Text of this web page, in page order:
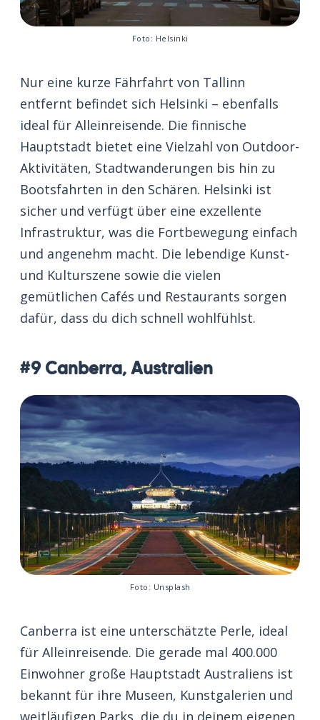
Foto: Helsinki
Nur eine kurze Fährfahrt von Tallinn
entfernt befindet sich Helsinki – ebenfalls
ideal für Alleinreisende. Die finnische
Hauptstadt bietet eine Vielzahl von Outdoor-
Aktivitäten, Stadtwanderungen bis hin zu
Bootsfahrten in den Schären. Helsinki ist
sicher und verfügt über eine exzellente
Infrastruktur, was die Fortbewegung einfach
und angenehm macht. Die lebendige Kunst-
und Kulturszene sowie die vielen
gemütlichen Cafés und Restaurants sorgen
dafür, dass du dich schnell wohlfühlst.
#9 Canberra, Australien
Foto: Unsplash
Canberra ist eine unterschätzte Perle, ideal
für Alleinreisende. Die gerade mal 400.000
Einwohner große Hauptstadt Australiens ist
bekannt für ihre Museen, Kunstgalerien und
weitläufigen Parks, die du in deinem eigenen